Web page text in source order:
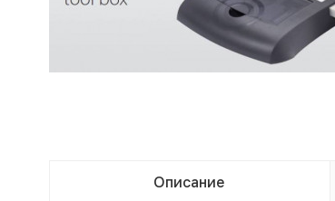
Описание